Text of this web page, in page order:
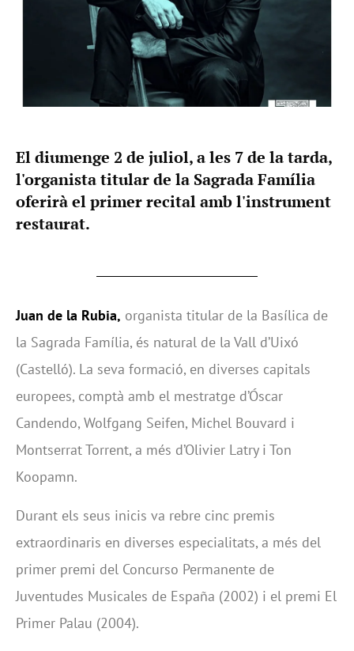
El diumenge 2 de juliol, a les 7 de la tarda,
l'organista titular de la Sagrada Família
oferirà el primer recital amb l'instrument
restaurat.
Juan de la Rubia, organista titular de la Basílica de
la Sagrada Família, és natural de la Vall d’Uixó
(Castelló). La seva formació, en diverses capitals
europees, comptà amb el mestratge d’Óscar
Candendo, Wolfgang Seifen, Michel Bouvard i
Montserrat Torrent, a més d’Olivier Latry i Ton
Koopamn.
Durant els seus inicis va rebre cinc premis
extraordinaris en diverses especialitats, a més del
primer premi del Concurso Permanente de
Juventudes Musicales de España (2002) i el premi El
Primer Palau (2004).